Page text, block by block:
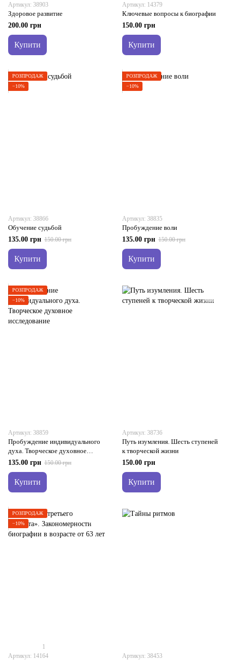
Артикул: 38903
Здоровое развитие
200.00 грн
Купити
Артикул: 14379
Ключевые вопросы к биографии
150.00 грн
Купити
РОЗПРОДАЖ
−10%
Артикул: 38866
Обучение судьбой
135.00 грн 150.00 грн
Купити
РОЗПРОДАЖ
−10%
Артикул: 38835
Пробуждение воли
135.00 грн 150.00 грн
Купити
РОЗПРОДАЖ
−10%
Артикул: 38859
Пробуждение индивидуального
духа. Творческое духовное
исследование
135.00 грн 150.00 грн
Купити
Артикул: 38736
Путь изумления. Шесть ступеней
к творческой жизни
150.00 грн
Купити
РОЗПРОДАЖ
−10%
1
Артикул: 14164
Артикул: 38453